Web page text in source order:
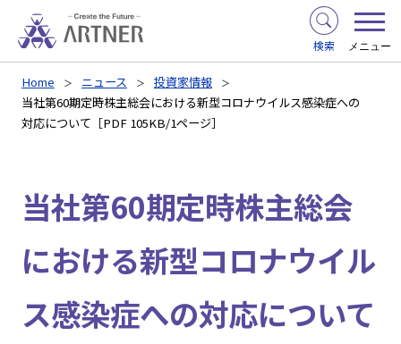
検索 メニュー
Home ニュース
投資家情報
当社第60期定時株主総会における新型コロナウイルス感染症への
対応について［PDF 105KB/1ページ］
当社第60期定時株主総会
における新型コロナウイル
ス感染症への対応について